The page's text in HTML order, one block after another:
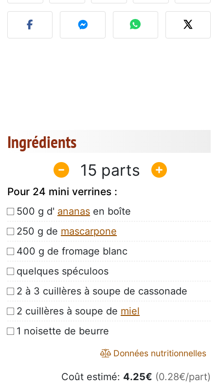
Publier votre photo de
Ingrédients
15
Pour 24 mini verrines :
500 g d' ananas en boîte
250 g de mascarpone
400 g de fromage blanc
quelques spéculoos
2 à 3 cuillères à soupe de cassonade
2 cuillères à soupe de miel
1 noisette de beurre
Données nutritionnelles
Coût estimé: 4.25€ (0.28€/part)